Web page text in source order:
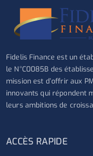
Fidelis Finance est un
le N°C0085B des
mission est d’offrir aux
innovants qui répondent
leurs ambitions de
ACCÈS RAPIDE